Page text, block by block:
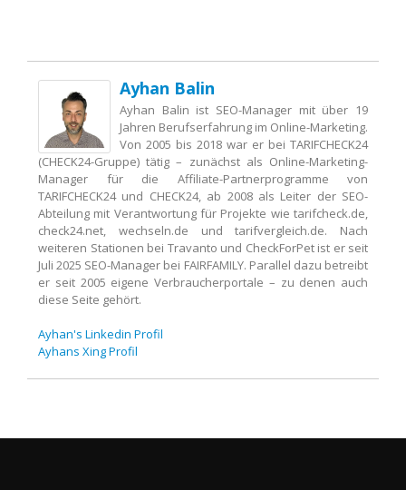
Ayhan Balin
Ayhan Balin ist SEO-Manager mit über 19
Jahren Berufserfahrung im Online-Marketing.
Von 2005 bis 2018 war er bei TARIFCHECK24
(CHECK24-Gruppe) tätig – zunächst als Online-Marketing-
Manager für die Affiliate-Partnerprogramme von
TARIFCHECK24 und CHECK24, ab 2008 als Leiter der SEO-
Abteilung mit Verantwortung für Projekte wie tarifcheck.de,
check24.net, wechseln.de und tarifvergleich.de. Nach
weiteren Stationen bei Travanto und CheckForPet ist er seit
Juli 2025 SEO-Manager bei FAIRFAMILY. Parallel dazu betreibt
er seit 2005 eigene Verbraucherportale – zu denen auch
diese Seite gehört.
Ayhan's Linkedin Profil
Ayhans Xing Profil